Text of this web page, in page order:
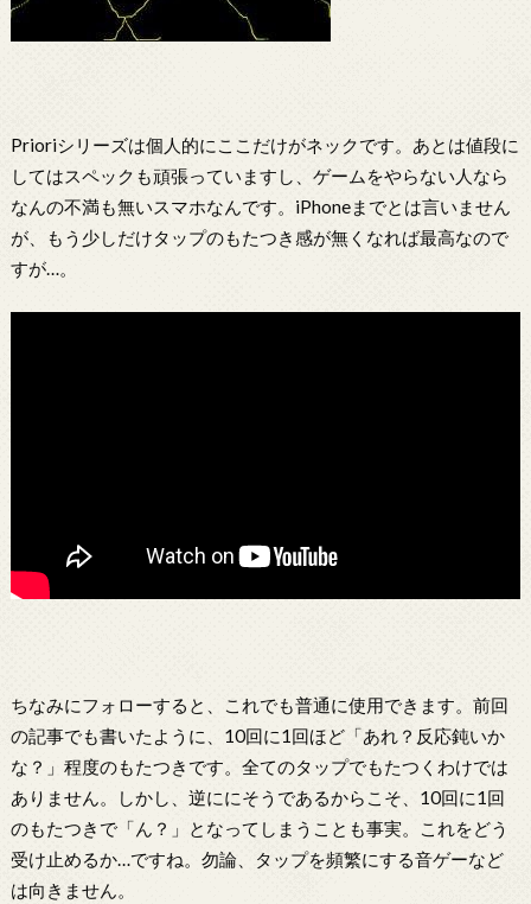
Prioriシリーズは個人的にここだけがネックです。あとは値段に
してはスペックも頑張っていますし、ゲームをやらない人なら
なんの不満も無いスマホなんです。iPhoneまでとは言いません
が、もう少しだけタップのもたつき感が無くなれば最高なので
すが…。
ちなみにフォローすると、これでも普通に使用できます。前回
の記事でも書いたように、10回に1回ほど「あれ？反応鈍いか
な？」程度のもたつきです。全てのタップでもたつくわけでは
ありません。しかし、逆ににそうであるからこそ、10回に1回
のもたつきで「ん？」となってしまうことも事実。これをどう
受け止めるか…ですね。勿論、タップを頻繁にする音ゲーなど
は向きません。